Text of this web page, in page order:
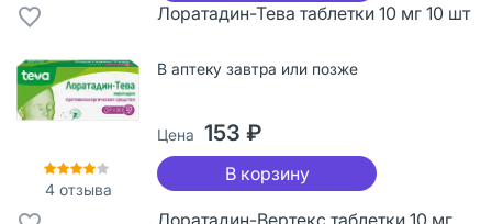
4отзыва
Лоратадин-Тева таблетки 10 мг 10 шт
В аптеку завтра или позже
Цена 153 ₽
В корзину
Лоратадин-Вертекс таблетки 10 мг